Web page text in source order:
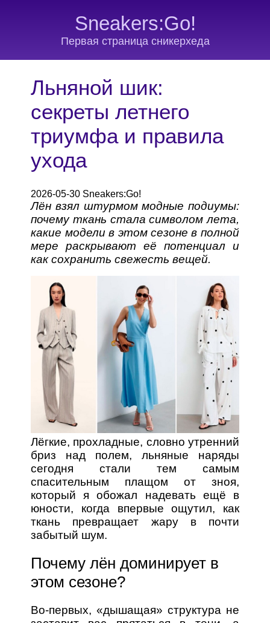
Sneakers:Go!
Первая страница сникерхеда
Льняной шик:
секреты летнего
триумфа и правила
ухода
2026-05-30 Sneakers:Go!
Лён взял штурмом модные подиумы:
почему ткань стала символом лета,
какие модели в этом сезоне в полной
мере раскрывают её потенциал и
как сохранить свежесть вещей.
Лёгкие, прохладные, словно утренний
бриз над полем, льняные наряды
сегодня стали тем самым
спасительным плащом от зноя,
который я обожал надевать ещё в
юности, когда впервые ощутил, как
ткань превращает жару в почти
забытый шум.
Почему лён доминирует в
этом сезоне?
Во-первых, «дышащая» структура не